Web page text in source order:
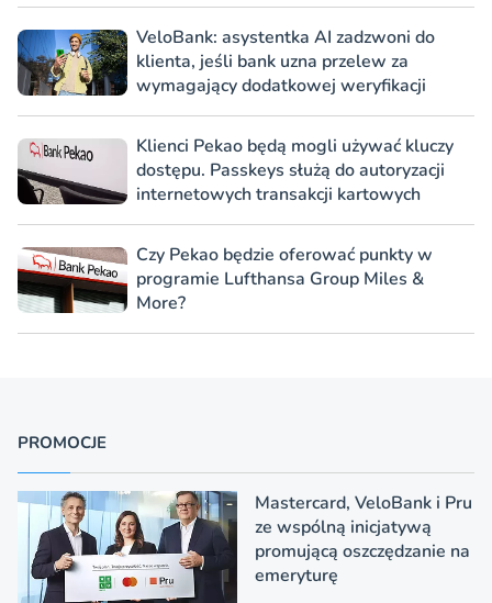
VeloBank: asystentka AI zadzwoni do
klienta, jeśli bank uzna przelew za
wymagający dodatkowej weryfikacji
Klienci Pekao będą mogli używać kluczy
dostępu. Passkeys służą do autoryzacji
internetowych transakcji kartowych
Czy Pekao będzie oferować punkty w
programie Lufthansa Group Miles &
More?
PROMOCJE
Mastercard, VeloBank i Pru
ze wspólną inicjatywą
promującą oszczędzanie na
emeryturę